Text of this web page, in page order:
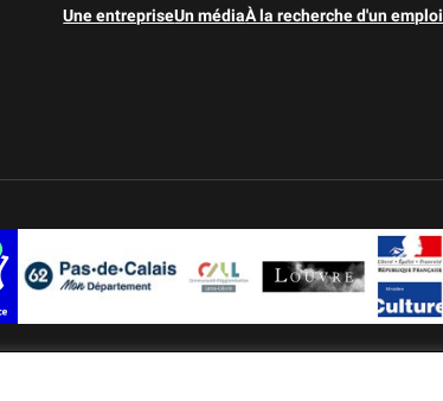
Une entrepriseUn médiaÀ la recherche d'un emploi